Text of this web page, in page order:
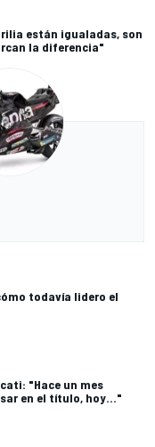
están igualadas, son
la diferencia"
todavía lidero el
"Hace un mes
en el título, hoy..."